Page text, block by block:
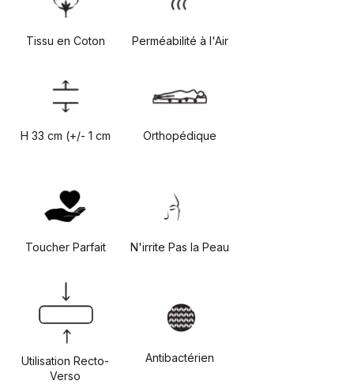
Tissu en Coton Perméabilité à l'Air
H 33 cm (+/- 1 cm Orthopédique
Toucher Parfait N'irrite Pas la Peau
Utilisation Recto-
Verso
Antibactérien